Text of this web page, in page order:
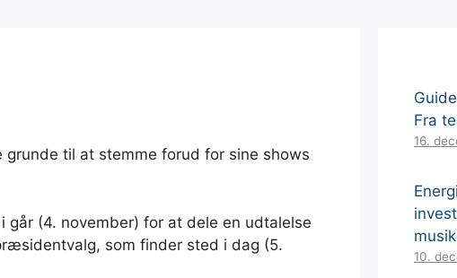
grunde til at stemme forud for sine shows
(4. november) for at dele en udtalelse
som finder sted i dag (5.
Fra
16.
10.